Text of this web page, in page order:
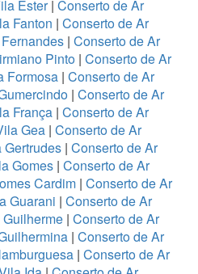
Ester| Conserto de Ar
Fanton | Conserto de Ar
| Conserto de Ar
Pinto| Conserto de Ar
Formosa | Conserto de Ar
| Conserto de Ar
França | Conserto de Ar
Gea| Conserto de Ar
| Conserto de Ar
Gomes | Conserto de Ar
Cardim | Conserto de Ar
Guarani | Conserto de Ar
| Conserto de Ar
| Conserto de Ar
| Conserto de Ar